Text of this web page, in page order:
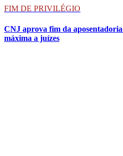
FIM DE PRIVILÉGIO
CNJ aprova fim da
máxima a juízes